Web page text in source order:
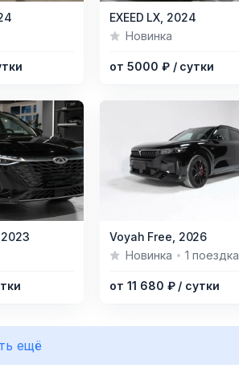
Item
12
EXEED LX, 2024
Новинка
от 5000 ₽ / сутки
2023
Item
Voyah Free, 2026
Новинка
1 поездка
от 11 680 ₽ / сутки
ещё